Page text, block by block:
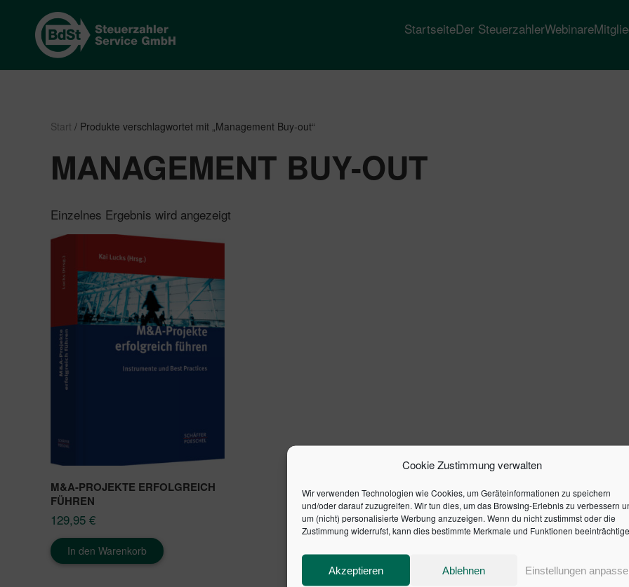
Cookie Zustimmung verwalten
Wir verwenden Technologien wie Cookies, um Geräteinformationen zu speichern
und/oder darauf zuzugreifen. Wir tun dies, um das Browsing-Erlebnis zu verbessern
um (nicht) personalisierte Werbung anzuzeigen. Wenn du nicht zustimmst oder die
Zustimmung widerrufst, kann dies bestimmte Merkmale und Funktionen
Akzeptieren Ablehnen Einstellungen
StartseiteDer SteuerzahlerWebinare
Start / Produkte verschlagwortet mit „Management Buy-out“
MANAGEMENT BUY-OUT
Einzelnes Ergebnis wird angezeigt
M&A-PROJEKTE ERFOLGREICH
FÜHREN
129,95 €
In den Warenkorb